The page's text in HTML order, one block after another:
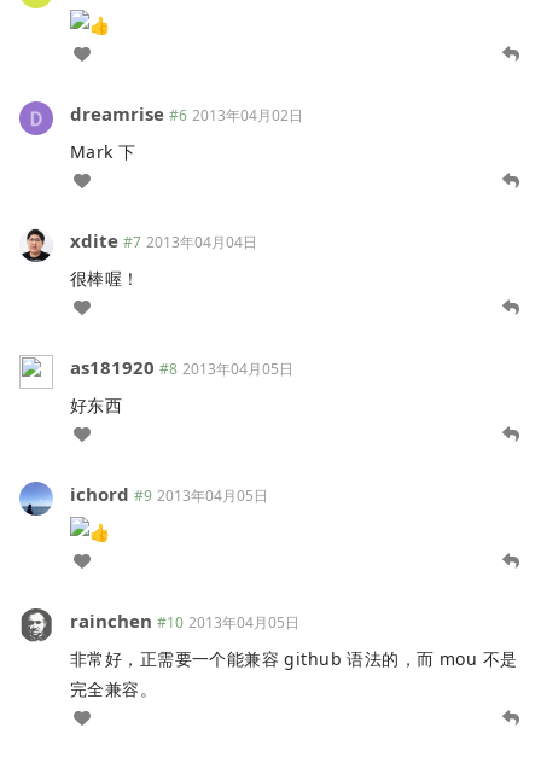
dreamrise #6 2013年04月02日
Mark 下
xdite #7 2013年04月04日
很棒喔！
as181920 #8 2013年04月05日
好东西
ichord #9 2013年04月05日
rainchen #10 2013年04月05日
非常好，正需要一个能兼容 github 语法的，而 mou 不是
完全兼容。